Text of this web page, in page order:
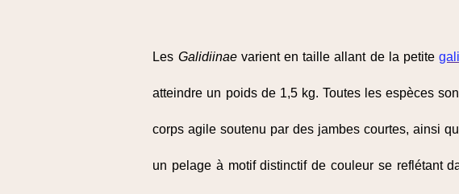
Les Galidiinaevarient en taille allant de la petite
atteindre un poids de 1,5 kg. Toutes les espèces
corps agile soutenu par des jambes courtes, ainsi
un pelage à motif distinctif de couleur se reflétant